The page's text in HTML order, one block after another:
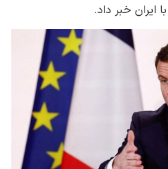
ایران خبر داد.